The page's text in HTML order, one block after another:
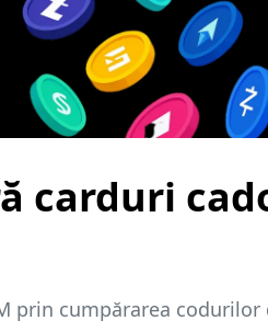
carduri
prin cumpărarea